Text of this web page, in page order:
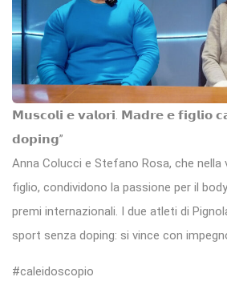
𝗠𝘂𝘀𝗰𝗼𝗹𝗶 𝗲 𝘃𝗮𝗹𝗼𝗿𝗶. 𝗠𝗮𝗱𝗿𝗲 𝗲 𝗳𝗶𝗴𝗹𝗶𝗼
𝗱𝗼𝗽𝗶𝗻𝗴”
Anna Colucci e Stefano Rosa, che nella
figlio, condividono la passione per il
premi internazionali. I due atleti di
sport senza doping: si vince con
#caleidoscopio